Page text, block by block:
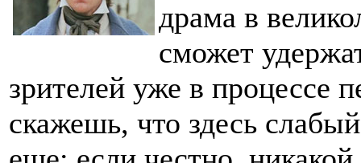
драма в
сможет
зрителей уже в процессе
скажешь, что здесь